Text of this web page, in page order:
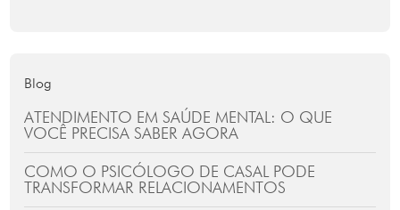
Blog
ATENDIMENTO EM SAÚDE MENTAL: O QUE
VOCÊ PRECISA SABER AGORA
COMO O PSICÓLOGO DE CASAL PODE
TRANSFORMAR RELACIONAMENTOS